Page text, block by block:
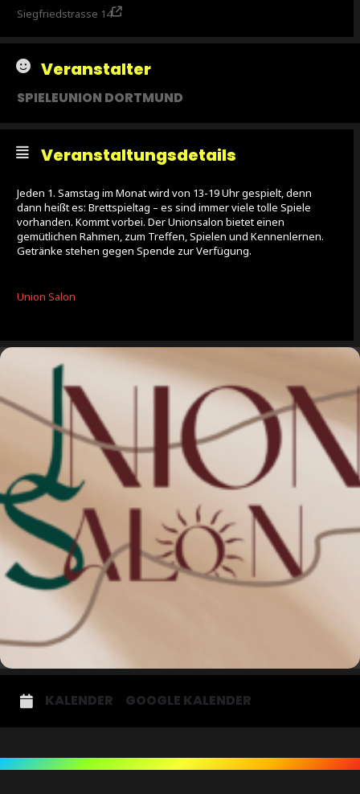
Siegfriedstrasse 14
Veranstalter
SPIELEUNION DORTMUND
Veranstaltungsdetails
Jeden 1. Samstag im Monat wird von 13-19 Uhr gespielt, denn
dann heißt es: Brettspieltag – es sind immer viele tolle Spiele
vorhanden. Kommt vorbei. Der Unionsalon bietet einen
gemütlichen Rahmen, zum Treffen, Spielen und Kennenlernen.
Getränke stehen gegen Spende zur Verfügung.
Union Salon
KALENDER GOOGLE KALENDER